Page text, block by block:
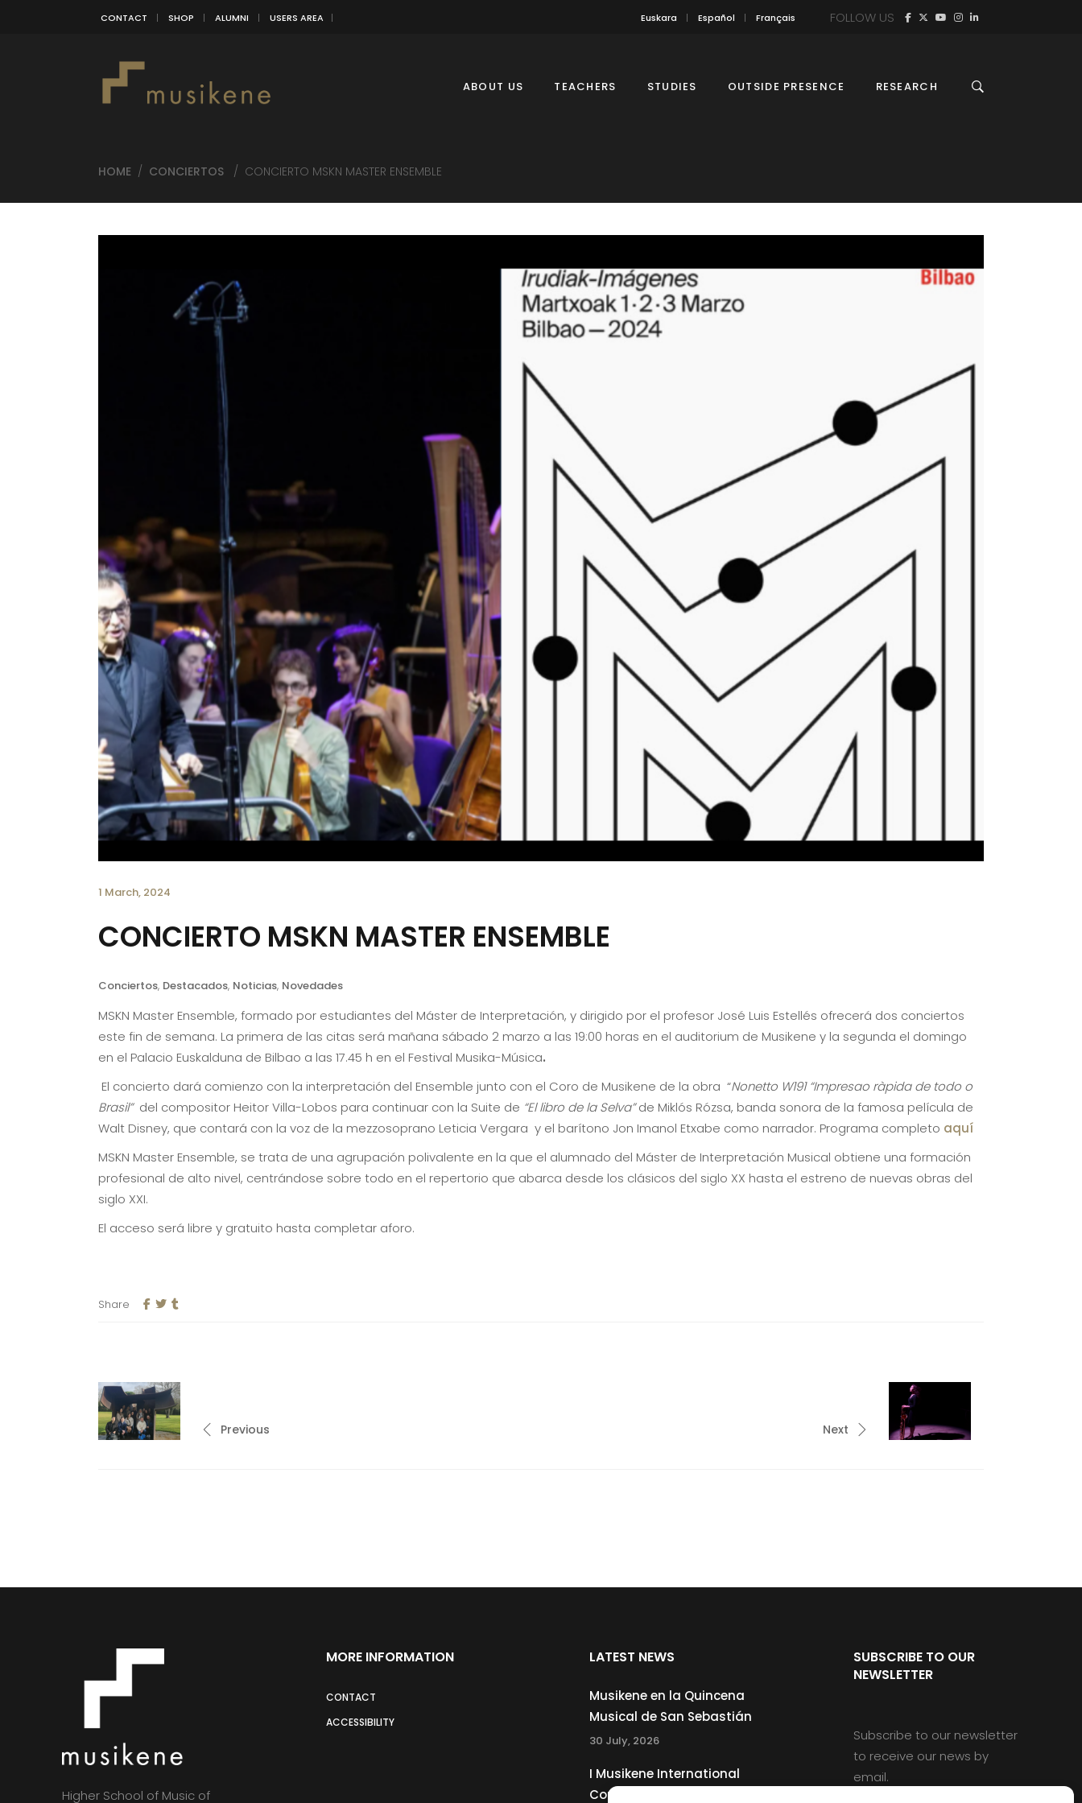
CONTACT SHOP ALUMNI USERS AREA Euskara Español Français FOLLOW US
ABOUT US TEACHERS STUDIES OUTSIDE PRESENCE RESEARCH
HOME / CONCIERTOS / CONCIERTO MSKN MASTER ENSEMBLE
1 March, 2024
CONCIERTO MSKN MASTER ENSEMBLE
Conciertos, Destacados, Noticias, Novedades
MSKN Master Ensemble, formado por estudiantes del Máster de Interpretación, y dirigido por el profesor José Luis Estellés ofrecerá dos conciertos
este fin de semana. La primera de las citas será mañana sábado 2 marzo a las 19:00 horas en el auditorium de Musikene y la segunda el domingo
en el Palacio Euskalduna de Bilbao a las 17.45 h en el Festival Musika-Música.
El concierto dará comienzo con la interpretación del Ensemble junto con el Coro de Musikene de la obra “Nonetto W191 “Impresao ràpida de todo o
Brasil” del compositor Heitor Villa-Lobos para continuar con la Suite de “El libro de la Selva”de Miklós Rózsa, banda sonora de la famosa película de
Walt Disney, que contará con la voz de la mezzosoprano Leticia Vergara y el barítono Jon Imanol Etxabe como narrador. Programa completo aquí
MSKN Master Ensemble, se trata de una agrupación polivalente en la que el alumnado del Máster de Interpretación Musical obtiene una formación
profesional de alto nivel, centrándose sobre todo en el repertorio que abarca desde los clásicos del siglo XX hasta el estreno de nuevas obras del
siglo XXI.
El acceso será libre y gratuito hasta completar aforo.
Share
Previous Next
Higher School of Music of
MORE INFORMATION
CONTACT
ACCESSIBILITY
LATEST NEWS
Musikene en la Quincena
Musical de San Sebastián
30 July, 2026
I Musikene International
Competition for Young
SUBSCRIBE TO OUR
NEWSLETTER
Subscribe to our newsletter
to receive our news by
email.